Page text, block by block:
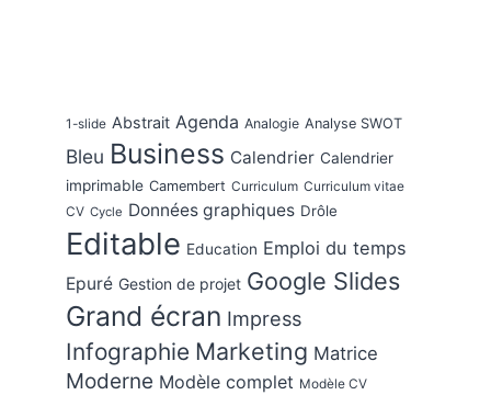
1-slide Abstrait Agenda Analogie Analyse SWOT
Bleu Business Calendrier Calendrier
imprimable Camembert Curriculum Curriculum vitae
CV Cycle Données graphiques Drôle
Editable Education Emploi du temps
Epuré Gestion de projet Google Slides
Grand écran Impress
Infographie Marketing Matrice
Moderne Modèle complet Modèle CV